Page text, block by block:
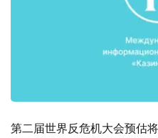
第二届世界反危机大会预估